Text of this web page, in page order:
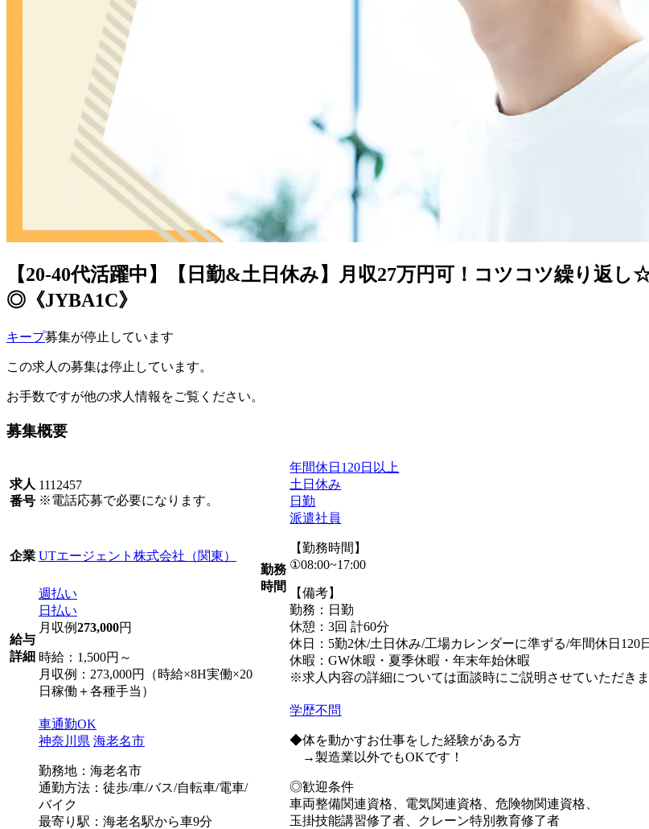
【20-40代活躍中】【日勤&土日休み】月収27万円可！コツコツ繰り返
◎《JYBA1C》
キープ募集が停止しています
この求人の募集は停止しています。
お手数ですが他の求人情報をご覧ください。
募集概要
求人
番号
1112457
※電話応募で必要になります。
企業 UTエージェント株式会社（関東）
給与
詳細
週払い
日払い
月収例273,000円
時給：1,500円～
月収例：273,000円（時給×8H実働×20
日稼働＋各種手当）
車通勤OK
神奈川県 海老名市
勤務地：海老名市
通勤方法：徒歩/車/バス/自転車/電車/
バイク
最寄り駅：海老名駅から車9分
勤務
時間
年間休日120日以上
土日休み
日勤
派遣社員
【勤務時間】
①08:00~17:00
【備考】
勤務：日勤
休憩：3回 計60分
休日：5勤2休/土日休み/工場カレンダーに準ずる/年間休日120日
休暇：GW休暇・夏季休暇・年末年始休暇
※求人内容の詳細については面談時にご説明させていただきま
学歴不問
◆体を動かすお仕事をした経験がある方
→製造業以外でもOKです！
◎歓迎条件
車両整備関連資格、電気関連資格、危険物関連資格、
玉掛技能講習修了者、クレーン特別教育修了者